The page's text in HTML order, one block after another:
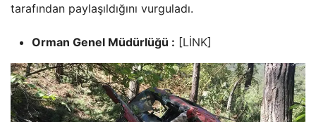
tarafından paylaşıldığını vurguladı.
Orman Genel Müdürlüğü : [LİNK]